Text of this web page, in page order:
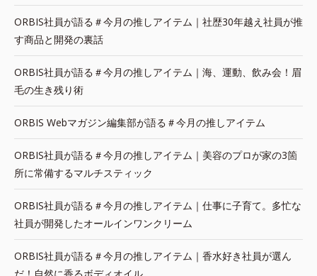
ORBIS社員が語る＃今月の推しアイテム｜社歴30年越え社員が推
す商品と開発の裏話
ORBIS社員が語る＃今月の推しアイテム｜海、運動、飲み会！眉
毛の生き残り術
ORBIS Webマガジン編集部が語る＃今月の推しアイテム
ORBIS社員が語る＃今月の推しアイテム｜美容のプロが家の3箇
所に常備するマルチスティック
ORBIS社員が語る＃今月の推しアイテム｜仕事に子育て。多忙な
社員が開発したオールインワンクリーム
ORBIS社員が語る＃今月の推しアイテム｜香水好き社員が選ん